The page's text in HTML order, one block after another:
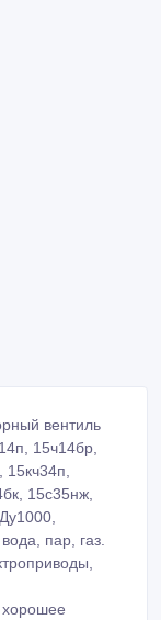
вентиль
15ч14бр,
15кч34п,
15с35нж,
пар, газ.
хорошее